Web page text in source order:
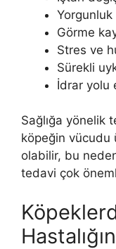
Görme
Stres ve
Sürekli
İdrar yolu
Sağlığa yönelik
köpeğin vücudu
olabilir, bu
tedavi çok